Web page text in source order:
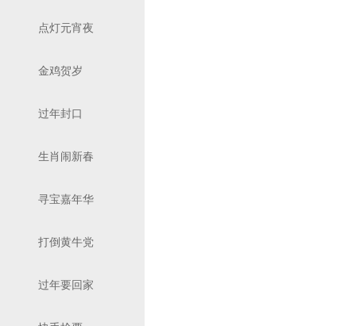
点灯元宵夜
金鸡贺岁
过年封口
生肖闹新春
寻宝嘉年华
打倒黄牛党
过年要回家